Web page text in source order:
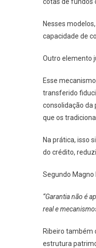
Nesses
capacidade de
Outro elemento
Esse
transferido
consolidação da
que os
Na prática, isso
do crédito,
Segundo Magno
“Garantia não é
real e
Ribeiro também
estrutura